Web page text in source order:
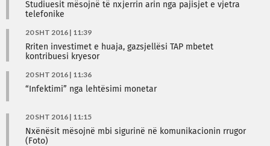
Studiuesit mësojnë të nxjerrin arin nga pajisjet e vjetra
telefonike
20 SHT 2016 | 11:39
Rriten investimet e huaja, gazsjellësi TAP mbetet
kontribuesi kryesor
20 SHT 2016 | 11:36
“Infektimi” nga lehtësimi monetar
20 SHT 2016 | 11:15
Nxënësit mësojnë mbi sigurinë në komunikacionin rrugor
(Foto)